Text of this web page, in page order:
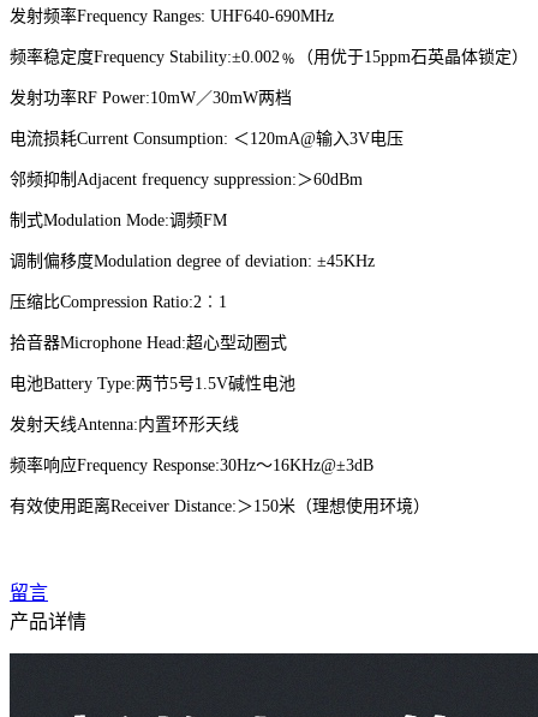
发射频率Frequency Ranges: UHF640-690MHz
频率稳定度Frequency Stability:±0.002﹪（用优于15ppm石英晶体锁定）
发射功率RF Power:10mW／30mW两档
电流损耗Current Consumption: ＜120mA@输入3V电压
邻频抑制 Adjacent frequency suppression:＞60dBm
制式Modulation Mode:调频FM
调制偏移度Modulation degree of deviation: ±45KHz
压缩比Compression Ratio:2︰1
拾音器Microphone Head:超心型动圈式
电池Battery Type:两节5号1.5V碱性电池
发射天线Antenna:内置环形天线
频率响应Frequency Response:30Hz～16KHz@±3dB
有效使用距离Receiver Distance:＞150米（理想使用环境）
留言
产品详情